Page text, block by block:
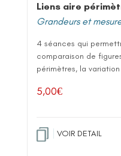
Liens aire
Grandeurs et
4 séances qui
comparaison de
périmètres, la
5,00€
VOIR DETAIL